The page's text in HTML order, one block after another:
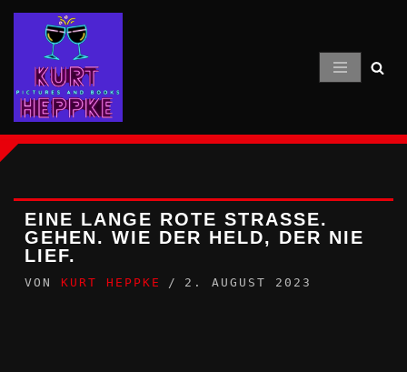
Inhalt
springen
EINE LANGE ROTE STRASSE. G
EHEN. WIE DER HELD, DER NIE L
IEF.
VON KURT HEPPKE 2. AUGUST 2023